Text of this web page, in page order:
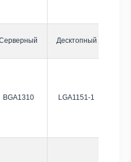
Десктопный
BGA1310 LGA1151-1